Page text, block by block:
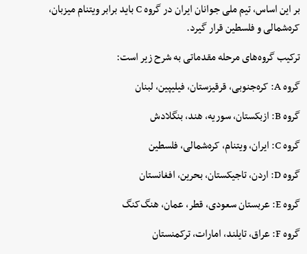
بر این اساس، تیم ملی جوانان ایران در گروه C باید برابر ویتنام میزبان،
کره‌شمالی و فلسطین قرار گیرد.
ترکیب گروه‌های مرحله مقدماتی به شرح زیر است:
گروه A: کره‌جنوبی، قرقیزستان، فیلیپین، لبنان
گروه B: ازبکستان، سوریه، هند، بنگلادش
گروه C: ایران، ویتنام، کره‌شمالی، فلسطین
گروه D: اردن، تاجیکستان، بحرین، افغانستان
گروه E: عربستان سعودی، قطر، عمان، هنگ‌کنگ
گروه F: عراق، تایلند، امارات، ترکمنستان